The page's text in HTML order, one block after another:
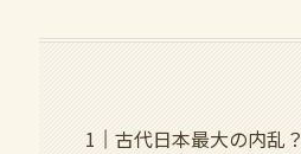
古代日本最大の内乱？